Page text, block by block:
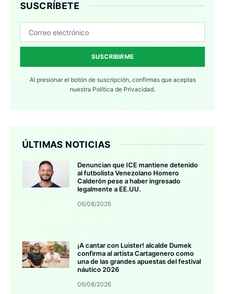
SUSCRÍBETE
SUSCRIBIRME
Al presionar el botón de suscripción, confirmas que aceptas
nuestra Política de Privacidad.
ÚLTIMAS NOTICIAS
Denuncian que ICE mantiene detenido
al futbolista Venezolano Homero
Calderón pese a haber ingresado
legalmente a EE.UU.
06/08/2026
¡A cantar con Luister! alcalde Dumek
confirma al artista Cartagenero como
una de las grandes apuestas del festival
náutico 2026
06/08/2026